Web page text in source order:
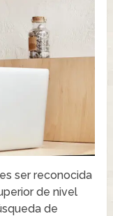
ser reconocida
de nivel
de